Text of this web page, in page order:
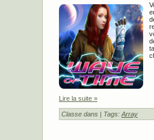
Lire la suite »
Classe dans | Tags:Array